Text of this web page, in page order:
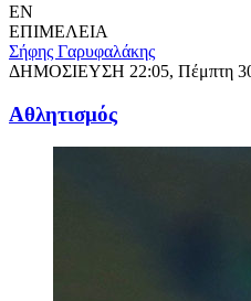
EN
ΕΠΙΜΕΛΕΙΑ
Σήφης Γαρυφαλάκης
ΔΗΜΟΣΙΕΥΣΗ 22:05, Πέμπτη
Αθλητισμός